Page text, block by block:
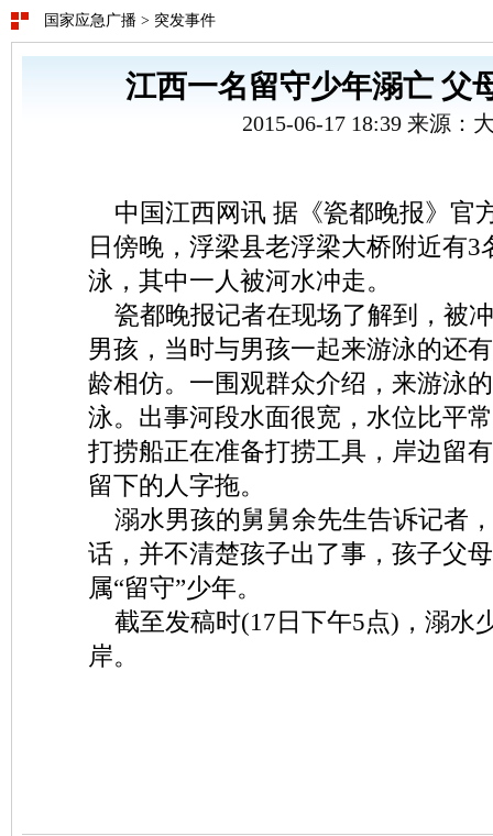
国家应急广播 > 突发事件
江西一名留守少年溺亡 父
2015-06-17 18:39 来源：
中国江西网讯 据《瓷都晚报》官
日傍晚，浮梁县老浮梁大桥附近有3
泳，其中一人被河水冲走。
瓷都晚报记者在现场了解到，被
男孩，当时与男孩一起来游泳的还
龄相仿。一围观群众介绍，来游泳
泳。出事河段水面很宽，水位比平
打捞船正在准备打捞工具，岸边留
留下的人字拖。
溺水男孩的舅舅余先生告诉记者
话，并不清楚孩子出了事，孩子父
属“留守”少年。
截至发稿时(17日下午5点)，溺水
岸。